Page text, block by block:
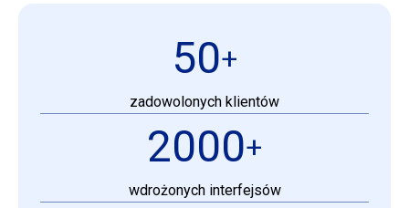
50+
zadowolonych klientów
2000+
wdrożonych interfejsów